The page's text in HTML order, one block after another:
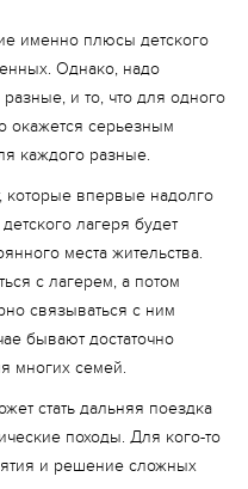
именно плюсы детского
Однако, надо
и то, что для одного
окажется серьезным
каждого разные.
впервые надолго
лагеря будет
места жительства.
с лагерем, а потом
связываться с ним
бывают достаточно
многих семей.
стать дальняя поездка
походы. Для кого-то
и решение сложных